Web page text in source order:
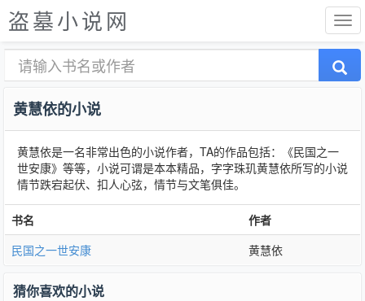
盗墓小说网
黄慧依的小说
黄慧依是一名非常出色的小说作者，TA的作品包括：《民国之一
世安康》等等，小说可谓是本本精品，字字珠玑黄慧依所写的小说
情节跌宕起伏、扣人心弦，情节与文笔俱佳。
书名
作者
民国之一世安康
黄慧依
猜你喜欢的小说